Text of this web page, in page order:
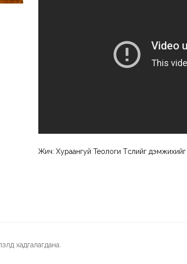
Жич: Хураангуй Теологи Төслийг
хадгалагдана.